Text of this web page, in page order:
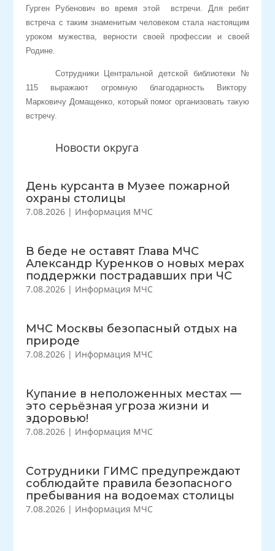
Новости округа
День курсанта в Музее пожарной
охраны столицы
7.08.2026 | Информация МЧС
В беде не оставят Глава МЧС
Александр Куренков о новых мерах
поддержки пострадавших при ЧС
7.08.2026 | Информация МЧС
МЧС Москвы безопасный отдых на
природе
7.08.2026 | Информация МЧС
Купание в неположенных местах —
это серьёзная угроза жизни и
здоровью!
7.08.2026 | Информация МЧС
Сотрудники ГИМС предупреждают
соблюдайте правила безопасного
пребывания на водоемах столицы
7.08.2026 | Информация МЧС
Гурген Рубенович во время этой встречи. Для ребят
встреча с таким знаменитым человеком стала настоящим
уроком мужества, верности своей профессии и своей
Родине.
Сотрудники Центральной детской библиотеки №
115 выражают огромную благодарность Виктору
Марковичу Домащенко, который помог организовать такую
встречу.